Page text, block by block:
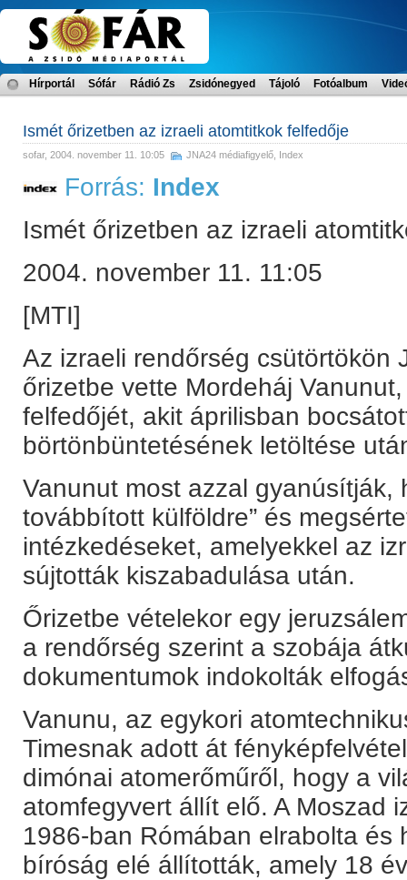
Hírportál Sófár Rádió Zs Zsidónegyed Tájoló Fotóalbum
Ismét őrizetben az izraeli atomtitkok felfedője
sofar, 2004. november 11. 10:05 JNA24 médiafigyelő Index
Forrás: Index
Ismét őrizetben az izraeli
2004. november 11. 11:05
[MTI]
Az izraeli rendőrség csütörtökön
őrizetbe vette Mordeháj
felfedőjét, akit áprilisban
börtönbüntetésének letöltése
Vanunut most azzal gyanúsítják,
továbbított külföldre” és
intézkedéseket, amelyekkel az
sújtották kiszabadulása után.
Őrizetbe vételekor egy
a rendőrség szerint a szobája
dokumentumok indokolták
Vanunu, az egykori
Timesnak adott át
dimónai atomerőműről, hogy a
atomfegyvert állít elő. A Moszad
1986-ban Rómában elrabolta és
bíróság elé állították, amely 18